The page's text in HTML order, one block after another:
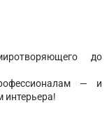
до
— и
интерьера!